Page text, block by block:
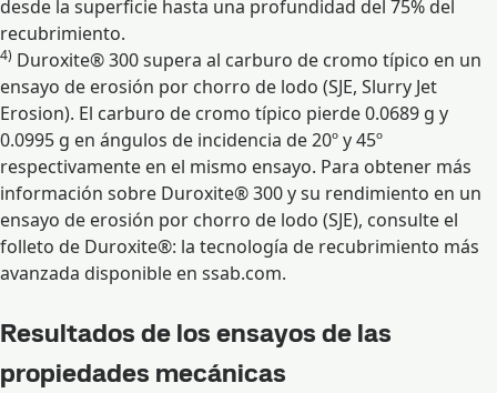
desde la superficie hasta una profundidad del 75% del
recubrimiento.
4) Duroxite® 300 supera al carburo de cromo típico en un
ensayo de erosión por chorro de lodo (SJE, Slurry Jet
Erosion). El carburo de cromo típico pierde 0.0689 g y
0.0995 g en ángulos de incidencia de 20º y 45º
respectivamente en el mismo ensayo. Para obtener más
información sobre Duroxite® 300 y su rendimiento en un
ensayo de erosión por chorro de lodo (SJE), consulte el
folleto de Duroxite®: la tecnología de recubrimiento más
avanzada disponible en ssab.com.
Resultados de los ensayos de las
propiedades mecánicas